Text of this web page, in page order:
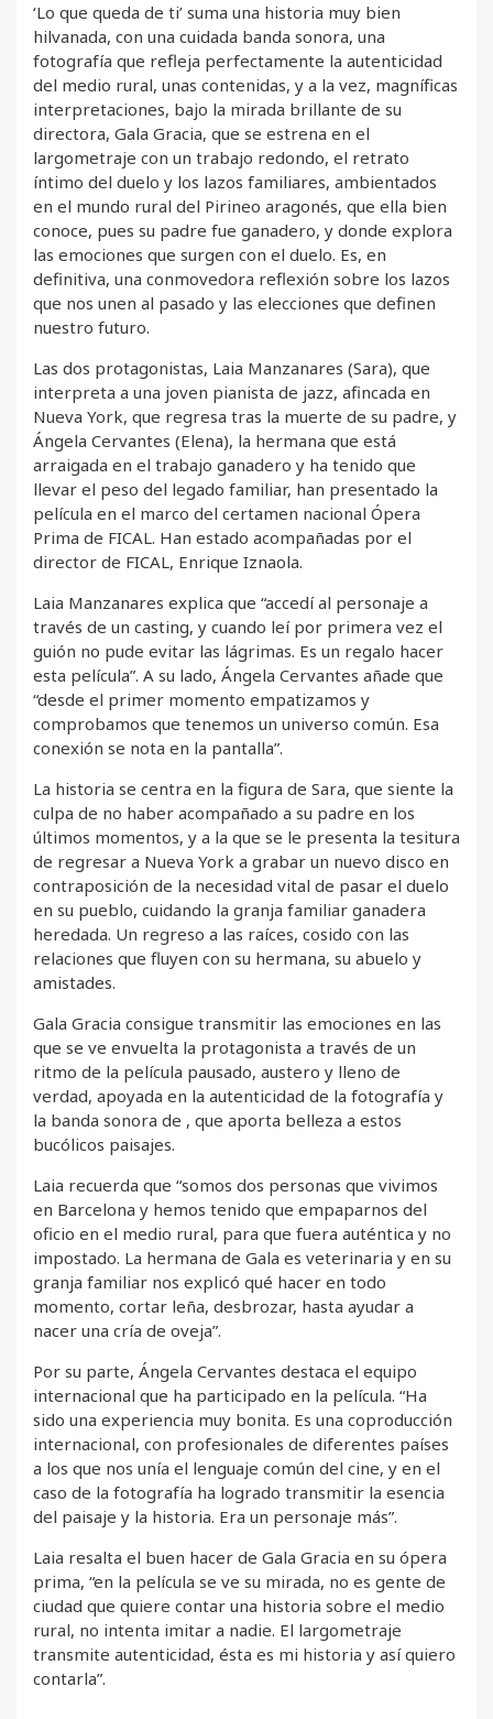
‘Lo que queda de ti’ suma una historia muy bien
hilvanada, con una cuidada banda sonora, una
fotografía que refleja perfectamente la autenticidad
del medio rural, unas contenidas, y a la vez, magníficas
interpretaciones, bajo la mirada brillante de su
directora, Gala Gracia, que se estrena en el
largometraje con un trabajo redondo, el retrato
íntimo del duelo y los lazos familiares, ambientados
en el mundo rural del Pirineo aragonés, que ella bien
conoce, pues su padre fue ganadero, y donde explora
las emociones que surgen con el duelo. Es, en
definitiva, una conmovedora reflexión sobre los lazos
que nos unen al pasado y las elecciones que definen
nuestro futuro.
Las dos protagonistas, Laia Manzanares (Sara), que
interpreta a una joven pianista de jazz, afincada en
Nueva York, que regresa tras la muerte de su padre, y
Ángela Cervantes (Elena), la hermana que está
arraigada en el trabajo ganadero y ha tenido que
llevar el peso del legado familiar, han presentado la
película en el marco del certamen nacional Ópera
Prima de FICAL. Han estado acompañadas por el
director de FICAL, Enrique Iznaola.
Laia Manzanares explica que “accedí al personaje a
través de un casting, y cuando leí por primera vez el
guión no pude evitar las lágrimas. Es un regalo hacer
esta película”. A su lado, Ángela Cervantes añade que
“desde el primer momento empatizamos y
comprobamos que tenemos un universo común. Esa
conexión se nota en la pantalla”.
La historia se centra en la figura de Sara, que siente la
culpa de no haber acompañado a su padre en los
últimos momentos, y a la que se le presenta la tesitura
de regresar a Nueva York a grabar un nuevo disco en
contraposición de la necesidad vital de pasar el duelo
en su pueblo, cuidando la granja familiar ganadera
heredada. Un regreso a las raíces, cosido con las
relaciones que fluyen con su hermana, su abuelo y
amistades.
Gala Gracia consigue transmitir las emociones en las
que se ve envuelta la protagonista a través de un
ritmo de la película pausado, austero y lleno de
verdad, apoyada en la autenticidad de la fotografía y
la banda sonora de , que aporta belleza a estos
bucólicos paisajes.
Laia recuerda que “somos dos personas que vivimos
en Barcelona y hemos tenido que empaparnos del
oficio en el medio rural, para que fuera auténtica y no
impostado. La hermana de Gala es veterinaria y en su
granja familiar nos explicó qué hacer en todo
momento, cortar leña, desbrozar, hasta ayudar a
nacer una cría de oveja”.
Por su parte, Ángela Cervantes destaca el equipo
internacional que ha participado en la película. “Ha
sido una experiencia muy bonita. Es una coproducción
internacional, con profesionales de diferentes países
a los que nos unía el lenguaje común del cine, y en el
caso de la fotografía ha logrado transmitir la esencia
del paisaje y la historia. Era un personaje más”.
Laia resalta el buen hacer de Gala Gracia en su ópera
prima, “en la película se ve su mirada, no es gente de
ciudad que quiere contar una historia sobre el medio
rural, no intenta imitar a nadie. El largometraje
transmite autenticidad, ésta es mi historia y así quiero
contarla”.